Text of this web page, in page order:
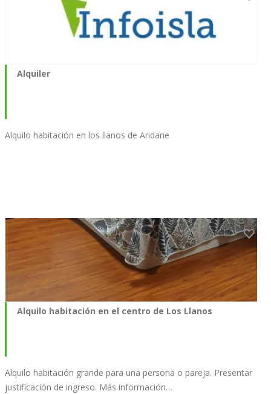
Alquiler
Alquilo habitación en los llanos de Aridane
Alquilo habitación en el centro de Los Llanos
Alquilo habitación grande para una persona o pareja. Presentar
justificación de ingreso. Más información…